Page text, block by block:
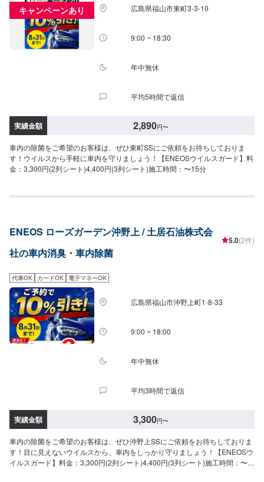
キャンペーンあり 広島県福山市東町3-3-10
9:00 ~ 18:30
年中無休
平均5時間で返信
実績金額 2,890円〜
車内の除菌をご希望のお客様は、ぜひ東町SSにご依頼をお待ちしておりま
す！ウイルスから手軽に車内を守りましょう！【ENEOSウイルスガード】料
金：3,300円(2列シート)4,400円(3列シート)施工時間：〜15分
ENEOS ローズガーデン沖野上 / 土居石油株式会
社の車内消臭・車内除菌
5.0(2件)
代車OK カードOK 電子マネーOK
広島県福山市沖野上町1-8-33
9:00 ~ 18:00
年中無休
平均3時間で返信
実績金額 3,300円〜
車内の除菌をご希望のお客様は、ぜひ沖野上SSにご依頼をお待ちしておりま
す！目に見えないウイルスから、車内をしっかり守りましょう！【ENEOSウ
イルスガード】料金：3,300円(2列シート)4,400円(3列シート)施工時間：〜